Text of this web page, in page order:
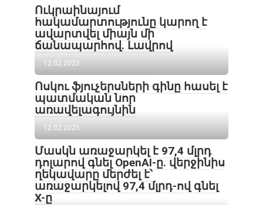
Ուկրաինայում
հակամարտությունը կարող է
ավարտվել միայն մի
ճանապարհով․ Լավրով
12.02.2025
Ոսկու ֆյուչերսների գինը հասել է
պատմական նոր
առավելագույնին
12.02.2025
Մասկն առաջարկել է 97,4 մլրդ
դոլարով գնել OpenAI-ը. վերջինիս
ղեկավարը մերժել է՝
առաջարկելով 97,4 մլրդ-ով գնել
X-ը